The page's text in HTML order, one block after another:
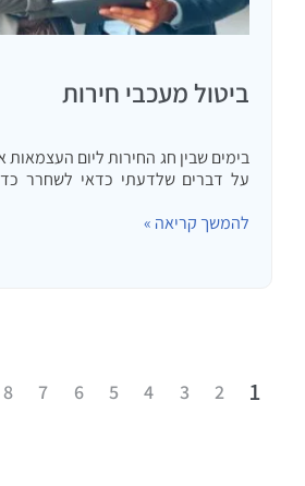
ביטול מעכבי חירות
בימים שבין חג החירות ליום
על דברים שלדעתי כדאי לשחרר
חופש כלכלי, חירות כלכלית, הכנסה
להמשך קריאה »
1
2
3
4
5
6
7
8